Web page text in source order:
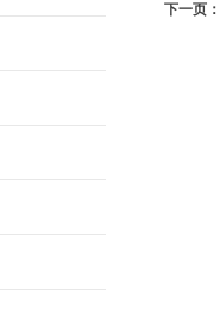
下一页：